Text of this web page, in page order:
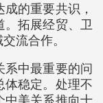
的重要共识，
拓展经贸、卫
流合作。
系中最重要的问
体稳定。处理不
中美关系推向十